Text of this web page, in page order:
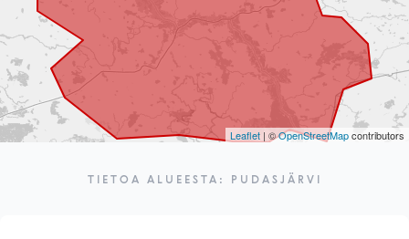
Leaflet | ©OpenStreetMapcontributors
TIETOA ALUEESTA: PUDASJÄRVI